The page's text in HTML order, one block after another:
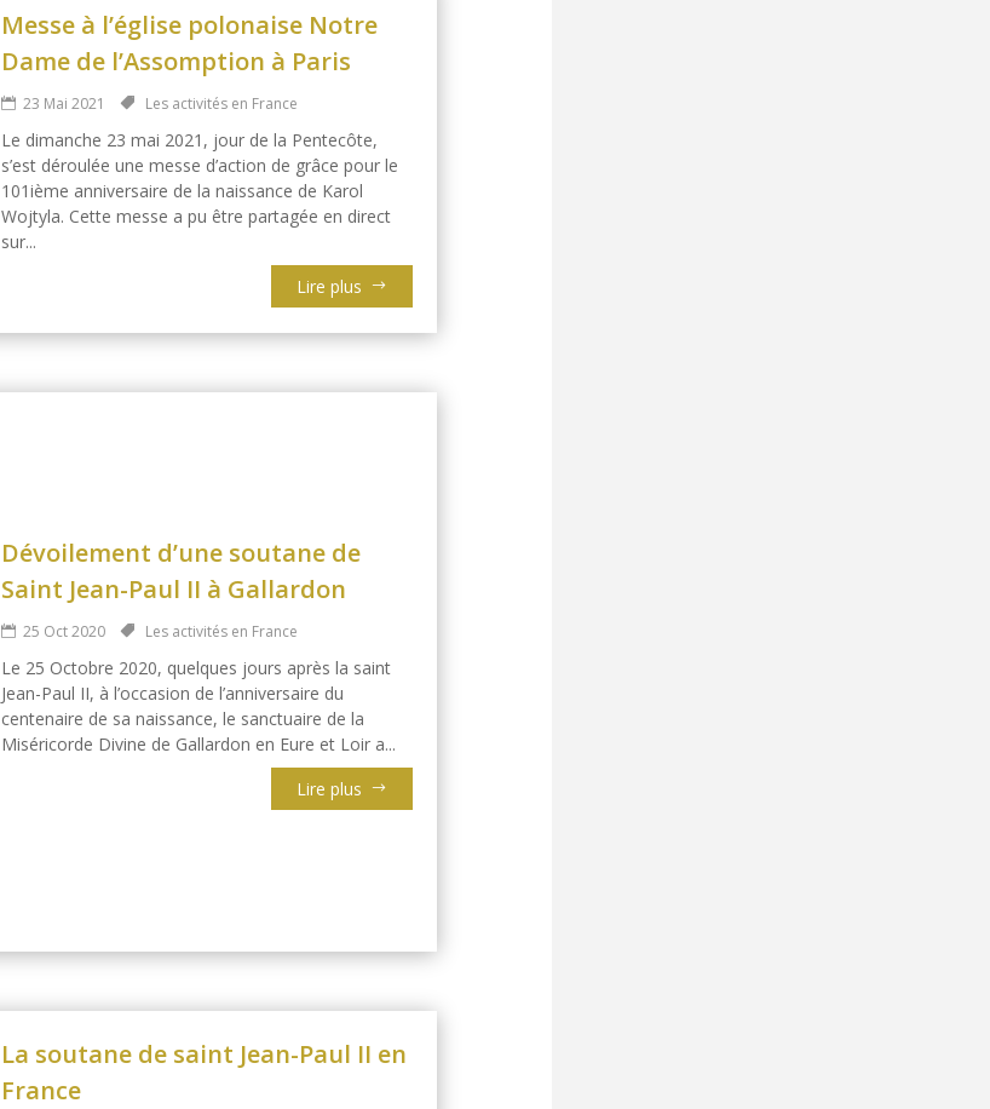
Messe à l’église polonaise Notre
Dame de l’Assomption à Paris
23 Mai 2021 Les activités en France
Le dimanche 23 mai 2021, jour de la Pentecôte,
s’est déroulée une messe d’action de grâce pour le
101ième anniversaire de la naissance de Karol
Wojtyla. Cette messe a pu être partagée en direct
sur...
Lire plus
Dévoilement d’une soutane de
Saint Jean-Paul II à Gallardon
25 Oct 2020 Les activités en France
Le 25 Octobre 2020, quelques jours après la saint
Jean-Paul II, à l’occasion de l’anniversaire du
centenaire de sa naissance, le sanctuaire de la
Miséricorde Divine de Gallardon en Eure et Loir a...
Lire plus
La soutane de saint Jean-Paul II en
France